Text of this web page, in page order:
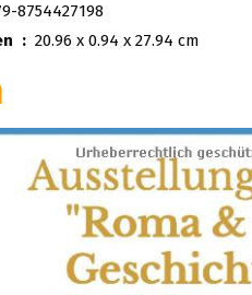
8754427198
Abmessungen ‏ : ‎ 20.96 x 0.94 x 27.94 cm